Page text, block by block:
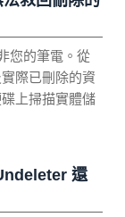
您的筆電。從
際已刪除的資
上掃描實體儲
還